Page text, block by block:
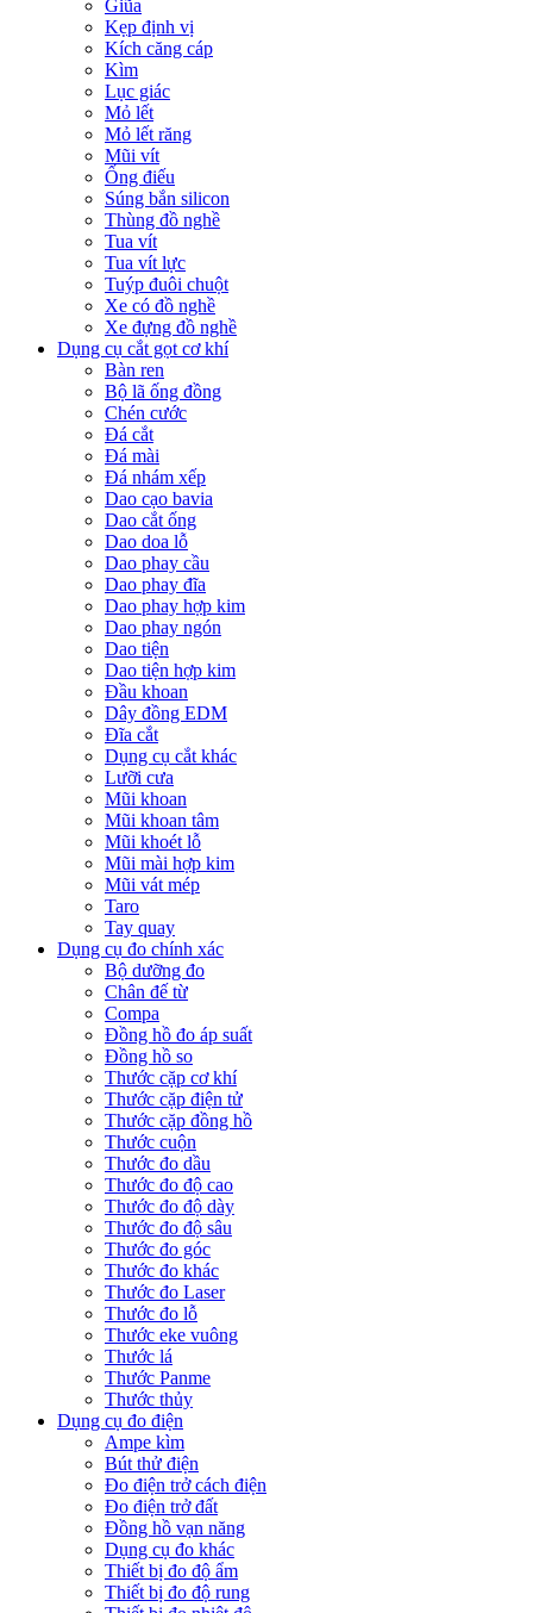
Giũa
Kẹp định vị
Kích căng cáp
Kìm
Lục giác
Mỏ lết
Mỏ lết răng
Mũi vít
Ống điếu
Súng bắn silicon
Thùng đồ nghề
Tua vít
Tua vít lực
Tuýp đuôi chuột
Xe có đồ nghề
Xe đựng đồ nghề
Dụng cụ cắt gọt cơ khí
Bàn ren
Bộ lã ống đồng
Chén cước
Đá cắt
Đá mài
Đá nhám xếp
Dao cạo bavia
Dao cắt ống
Dao doa lỗ
Dao phay cầu
Dao phay đĩa
Dao phay hợp kim
Dao phay ngón
Dao tiện
Dao tiện hợp kim
Đầu khoan
Dây đồng EDM
Đĩa cắt
Dụng cụ cắt khác
Lưỡi cưa
Mũi khoan
Mũi khoan tâm
Mũi khoét lỗ
Mũi mài hợp kim
Mũi vát mép
Taro
Tay quay
Dụng cụ đo chính xác
Bộ dưỡng đo
Chân đế từ
Compa
Đồng hồ đo áp suất
Đồng hồ so
Thước cặp cơ khí
Thước cặp điện tử
Thước cặp đồng hồ
Thước cuộn
Thước đo dầu
Thước đo độ cao
Thước đo độ dày
Thước đo độ sâu
Thước đo góc
Thước đo khác
Thước đo Laser
Thước đo lỗ
Thước eke vuông
Thước lá
Thước Panme
Thước thủy
Dụng cụ đo điện
Ampe kìm
Bút thử điện
Đo điện trở cách điện
Đo điện trở đất
Đồng hồ vạn năng
Dụng cụ đo khác
Thiết bị đo độ ẩm
Thiết bị đo độ rung